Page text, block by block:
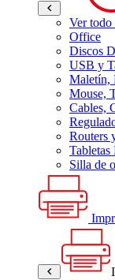
Ver todo
Office
Discos
USB y
Maletín,
Mouse,
Cables,
Routers
Silla de